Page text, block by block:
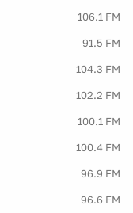
106.1 FM
91.5 FM
104.3 FM
102.2 FM
100.1 FM
100.4 FM
96.9 FM
96.6 FM